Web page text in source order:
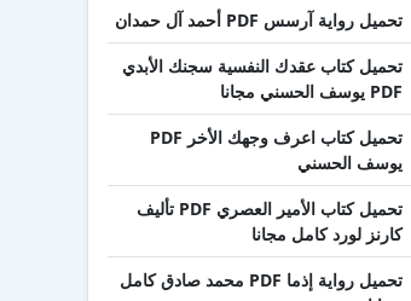
تحميل رواية آرسس PDF أحمد آل حمدان
تحميل كتاب عقدك النفسية سجنك الأبدي
PDF يوسف الحسني مجانا
تحميل كتاب اعرف وجهك الأخر PDF
يوسف الحسني
تحميل كتاب الأمير العصري PDF تأليف
كارنز لورد كامل مجانا
تحميل رواية إذما PDF محمد صادق كامل